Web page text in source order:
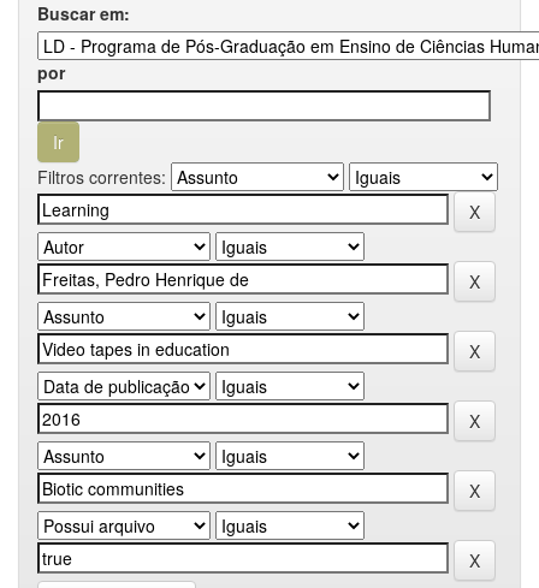
Buscar em:
por
Filtros correntes: